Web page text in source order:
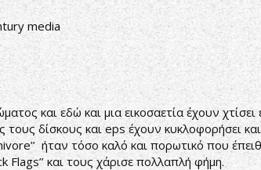
media
και εδώ και μια εικοσαετία έχουν
δίσκους και eps έχουν κυκλοφορήσει
ήταν τόσο καλό και πορωτικό που
και τους χάρισε πολλαπλή φήμη.